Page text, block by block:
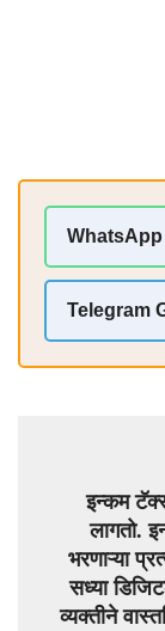
Telegram
इन्कम
लागतो.
भरणाऱ्या
सध्या
व्यक्तीने